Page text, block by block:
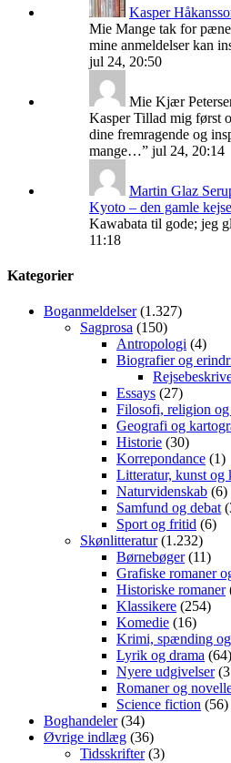
Kasper
Mie Mange tak for
mine anmeldelser kan
jul 24, 20:50
Mie Kjær
Kasper Tillad mig først
dine fremragende og
mange…” jul 24, 20:14
Martin Glaz
Kyoto – den gamle
Kawabata til gode; jeg
11:18
Kategorier
Boganmeldelser(1.327)
Sagprosa (150)
Antropologi (4)
Biografier og
Essays (27)
Filosofi, religion
Geografi og
Historie (30)
Korrepondance (1)
Litteratur, kunst og
Naturvidenskab (6)
Samfund og debat
Sport og fritid (6)
Skønlitteratur(1.232)
Børnebøger(11)
Grafiske romaner
Historiske romaner
Klassikere (254)
Komedie (16)
Krimi, spænding og
Lyrik og drama (64)
Nyere udgivelser
Romaner og
Science fiction (56)
Boghandeler(34)
Øvrige indlæg (36)
Tidsskrifter(3)